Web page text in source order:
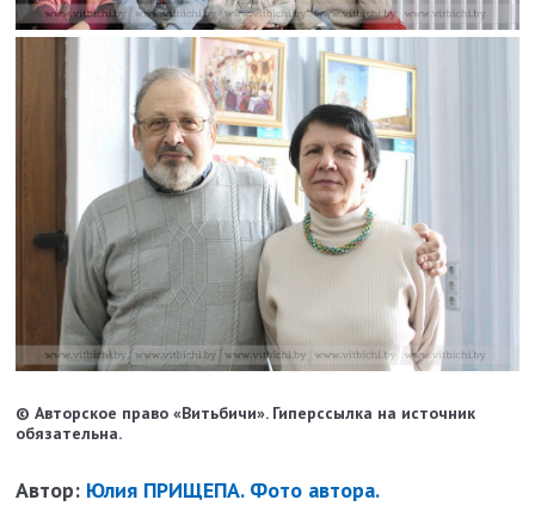
© Авторское право «Витьбичи». Гиперссылка на источник
обязательна.
Автор: Юлия ПРИЩЕПА. Фото автора.